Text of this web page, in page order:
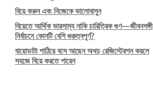
বিয়ে করুন এবং নিজেকে ভালোবাসুন
বিয়েতে আর্থিক ভারসাম্য নাকি চারিত্রিক গুণ—জীবনসঙ্গী
নির্বাচনে কোনটি বেশি গুরুত্বপূর্ণ?
বায়োডাটা পাঠিয়ে বসে আছেন অথচ রেজিস্ট্রেশন করলে
সহজে বিয়ে করতে পারেন